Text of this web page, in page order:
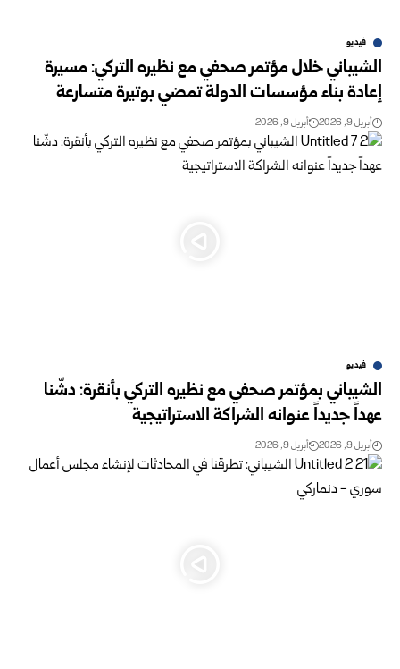
فيديو
الشيباني خلال مؤتمر صحفي مع نظيره التركي: مسيرة
إعادة بناء مؤسسات الدولة تمضي بوتيرة متسارعة
أبريل 9, 2026 أبريل 9, 2026
فيديو
الشيباني بمؤتمر صحفي مع نظيره التركي بأنقرة: دشّنا
عهداً جديداً عنوانه الشراكة الاستراتيجية
أبريل 9, 2026 أبريل 9, 2026